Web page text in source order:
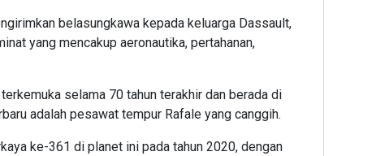
belasungkawa kepada keluarga Dassault,
yang mencakup aeronautika, pertahanan,
selama 70 tahun terakhir dan berada di
adalah pesawat tempur Rafale yang canggih.
ke-361 di planet ini pada tahun 2020, dengan